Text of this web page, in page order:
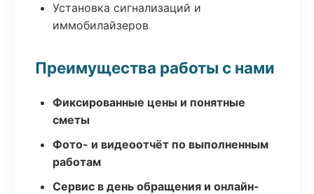
Установка сигнализаций и
иммобилайзеров
Преимущества работы с нами
Фиксированные цены и понятные
сметы
Фото- и видеоотчёт по выполненным
работам
Сервис в день обращения и онлайн-